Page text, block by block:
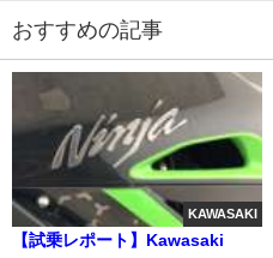
おすすめの記事
KAWASAKI
【試乗レポート】Kawasaki